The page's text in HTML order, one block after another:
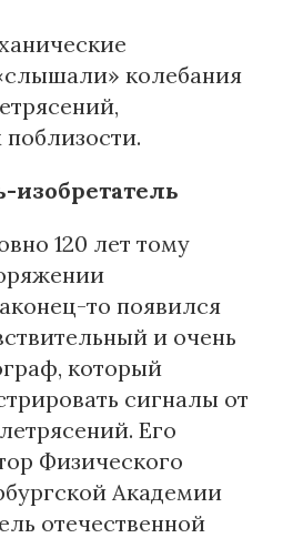
колебания
изобретатель
120 лет тому
то появился
и очень
который
сигналы от
Его
Физического
Академии
отечественной